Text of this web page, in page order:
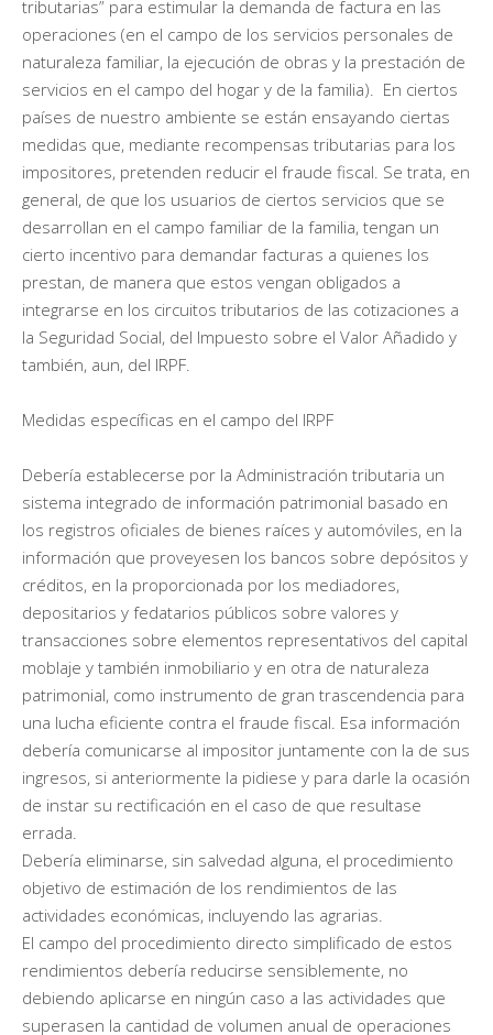
tributarias” para estimular la demanda de factura en las
operaciones (en el campo de los servicios personales de
naturaleza familiar, la ejecución de obras y la prestación de
servicios en el campo del hogar y de la familia). En ciertos
países de nuestro ambiente se están ensayando ciertas
medidas que, mediante recompensas tributarias para los
impositores, pretenden reducir el fraude fiscal. Se trata, en
general, de que los usuarios de ciertos servicios que se
desarrollan en el campo familiar de la familia, tengan un
cierto incentivo para demandar facturas a quienes los
prestan, de manera que estos vengan obligados a
integrarse en los circuitos tributarios de las cotizaciones a
la Seguridad Social, del Impuesto sobre el Valor Añadido y
también, aun, del IRPF.
Medidas específicas en el campo del IRPF
Debería establecerse por la Administración tributaria un
sistema integrado de información patrimonial basado en
los registros oficiales de bienes raíces y automóviles, en la
información que proveyesen los bancos sobre depósitos y
créditos, en la proporcionada por los mediadores,
depositarios y fedatarios públicos sobre valores y
transacciones sobre elementos representativos del capital
moblaje y también inmobiliario y en otra de naturaleza
patrimonial, como instrumento de gran trascendencia para
una lucha eficiente contra el fraude fiscal. Esa información
debería comunicarse al impositor juntamente con la de sus
ingresos, si anteriormente la pidiese y para darle la ocasión
de instar su rectificación en el caso de que resultase
errada.
Debería eliminarse, sin salvedad alguna, el procedimiento
objetivo de estimación de los rendimientos de las
actividades económicas, incluyendo las agrarias.
El campo del procedimiento directo simplificado de estos
rendimientos debería reducirse sensiblemente, no
debiendo aplicarse en ningún caso a las actividades que
superasen la cantidad de volumen anual de operaciones